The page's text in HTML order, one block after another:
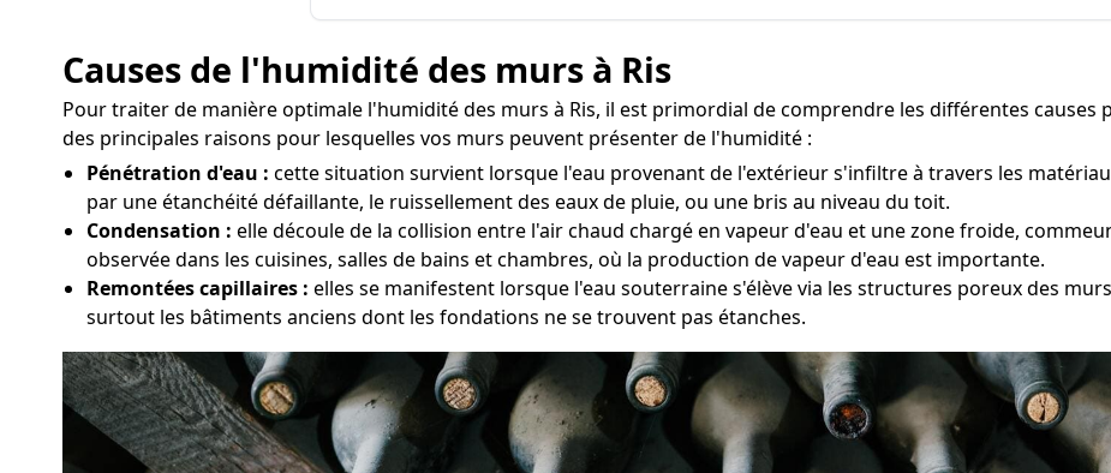
Causes de l'humidité des murs à Ris
Pour traiter de manière optimale l'humidité des murs à Ris, il est primordial de comprendre les différentes causes
des principales raisons pour lesquelles vos murs peuvent présenter de l'humidité :
Pénétration d'eau : cette situation survient lorsque l'eau provenant de l'extérieur s'infiltre à travers les
par une étanchéité défaillante, le ruissellement des eaux de pluie, ou une bris au niveau du toit.
Condensation : elle découle de la collision entre l'air chaud chargé en vapeur d'eau et une zone froide,
observée dans les cuisines, salles de bains et chambres, où la production de vapeur d'eau est importante.
Remontées capillaires : elles se manifestent lorsque l'eau souterraine s'élève via les structures poreux des
surtout les bâtiments anciens dont les fondations ne se trouvent pas étanches.